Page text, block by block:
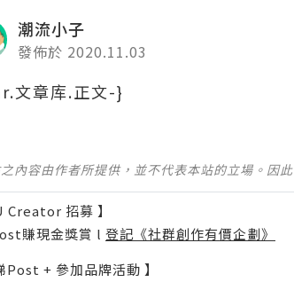
潮流小子
發佈於 2020.11.03
文章库.正文-}
內容由作者所提供，並不代表本站的立場。因
Creator 招募 】
賺現金獎賞 l 登記《社群創作有價企劃》
Post + 參加品牌活動 】